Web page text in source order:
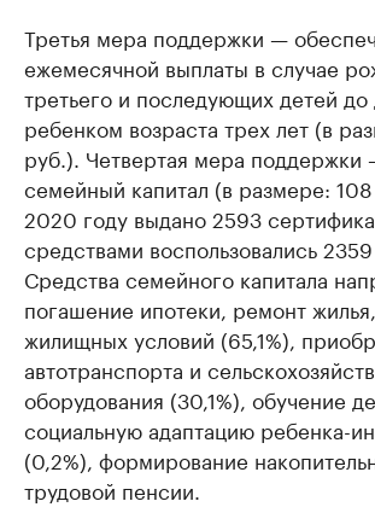
Третья мера поддержки —
ежемесячной выплаты в случае
третьего и последующих детей
ребенком возраста трех лет (в
руб.). Четвертая мера поддержки
семейный капитал (в размере:
2020 году выдано 2593
средствами воспользовались
Средства семейного капитала
погашение ипотеки, ремонт
жилищных условий (65,1%),
автотранспорта и
оборудования (30,1%), обучение
социальную адаптацию ребенка-
(0,2%), формирование
трудовой пенсии.